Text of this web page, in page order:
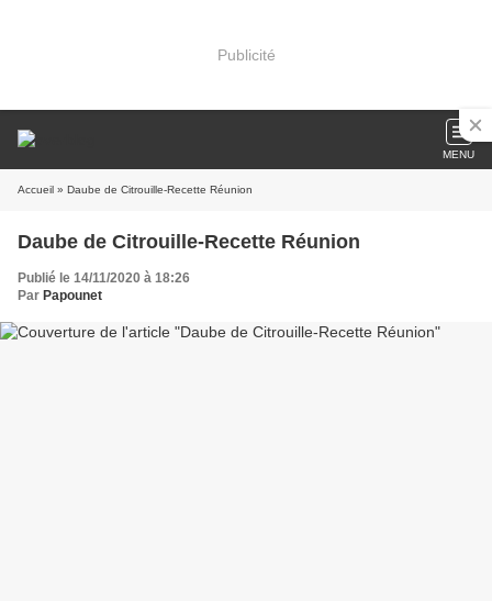
Publicité
MENU
Accueil » Daube de Citrouille-Recette Réunion
Daube de Citrouille-Recette Réunion
Publié le 14/11/2020 à 18:26
Par Papounet